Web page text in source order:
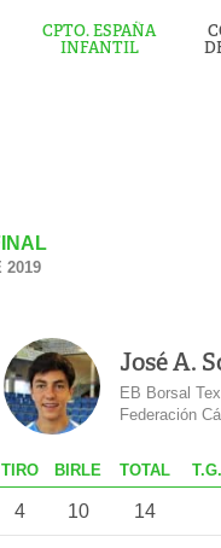
CPTO. ESPAÑA
INFANTIL
2019
José A.
EB Borsal
Federación
T IRO B IRLE TOTAL T.G.
4 10 14